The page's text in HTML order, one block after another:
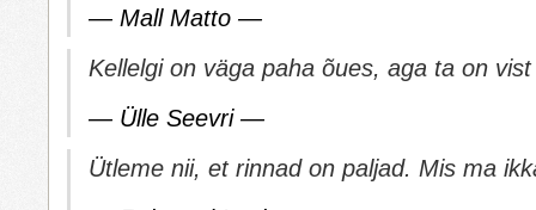
— Mall Matto —
Kellelgi on väga paha õues, aga ta on
— Ülle Seevri —
Ütleme nii, et rinnad on paljad. Mis ma